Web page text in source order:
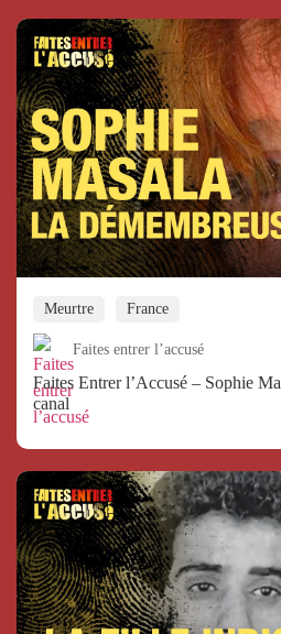
Meurtre France
Faites entrer l’accusé
Faites Entrer l’Accusé – Sophie
canal